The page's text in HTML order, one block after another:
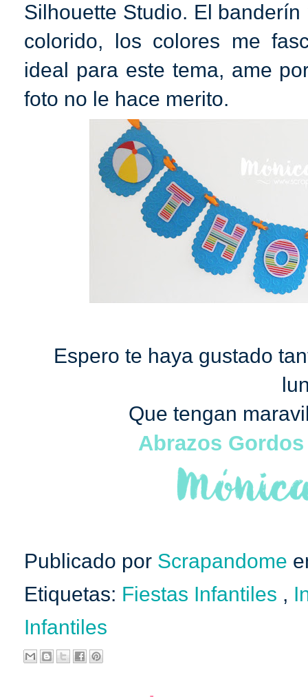
Silhouette Studio. El
colorido, los colores me
ideal para este tema, ame
foto no le hace merito.
Espero te haya gustado
Que tengan
Abrazos
Publicado por Scrapandome
Etiquetas: Fiestas Infantiles ,
Infantiles